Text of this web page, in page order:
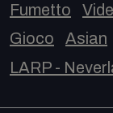
Fumetto
Gioco
Asian
LARP -